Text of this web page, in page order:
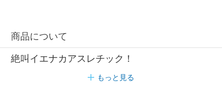
商品について
絶叫イエナカアスレチック！
もっと見る